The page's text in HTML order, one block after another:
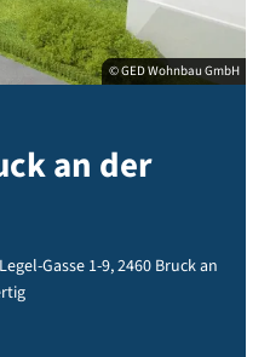
© GED Wohnbau GmbH
an der
Gasse 1-9, 2460 Bruck an